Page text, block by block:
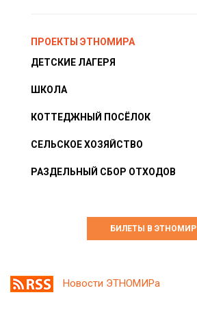
ПРОЕКТЫ ЭТНОМИРА
ДЕТСКИЕ ЛАГЕРЯ
ШКОЛА
КОТТЕДЖНЫЙ ПОСЁЛОК
СЕЛЬСКОЕ ХОЗЯЙСТВО
РАЗДЕЛЬНЫЙ СБОР ОТХОДОВ
БИЛЕТЫ В ЭТНОМИР
Новости ЭТНОМИРа